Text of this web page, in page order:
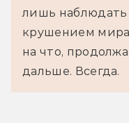
лишь наблюдать
крушением
на что,
дальше. Всегда.